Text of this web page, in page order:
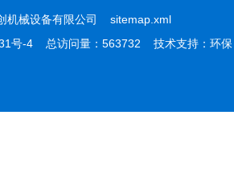
机械设备有限公司 sitemap.xml
号-4 总访问量：563732 技术支持： 环保